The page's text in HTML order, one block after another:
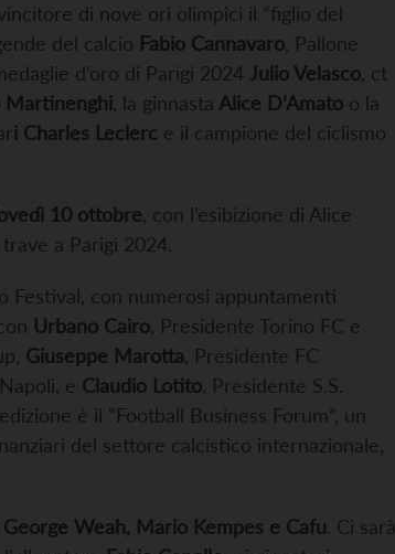
vincitore di nove ori olimpici il “figlio del
del calcio Fabio Cannavaro , Pallone
d’oro di Parigi 2024 Julio Velasco , ct
Martinenghi , la ginnasta Alice D’Amato o la
i Charles Leclerc e il campione del ciclismo
10 ottobre , con l’esibizione di Alice
a Parigi 2024.
Festival, con numerosi appuntamenti
Urbano Cairo , Presidente Torino FC e
Giuseppe Marotta , Presidente FC
e Claudio Lotito , Presidente S.S.
è il “Football Business Forum”, un
del settore calcistico internazionale,
George Weah, Mario Kempes e Cafu. Ci sarà